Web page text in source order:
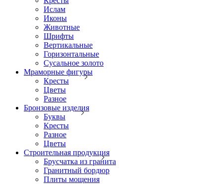
Ислам
Иконы
Животные
Шрифты
Вертикальные
Горизонтальные
Сусальное золото
Мраморные фигуры
Кресты
Цветы
Разное
Бронзовые изделия
Буквы
Кресты
Разное
Цветы
Строительная продукция
Брусчатка из гранита
Гранитный бордюр
Плиты мощения